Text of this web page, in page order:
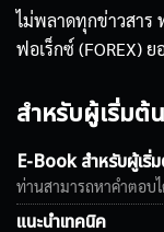
ไม่พลาดทุกข่าวสาร
ฟอเร็กซ์ (FOREX)
สำหรับผู้เริ่มต้น
E-Book สำหรับผู้เริ่
ท่านสามารถหาคำตอบ
แนะนำเทคนิค